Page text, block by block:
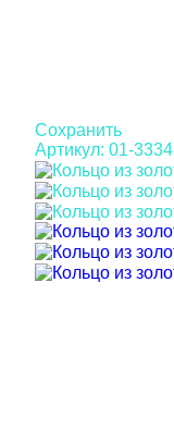
Сохранить
Артикул: 01-3334